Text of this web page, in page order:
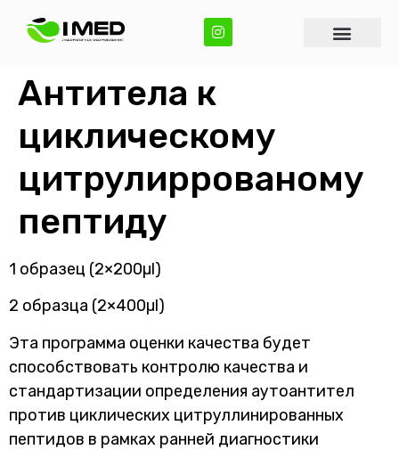
Антитела к
циклическому
цитрулиррованому
пептиду
1 образец (2×200µl)
2 образца (2×400µl)
Эта программа оценки качества будет
способствовать контролю качества и
стандартизации определения аутоантител
против циклических цитруллинированных
пептидов в рамках ранней диагностики